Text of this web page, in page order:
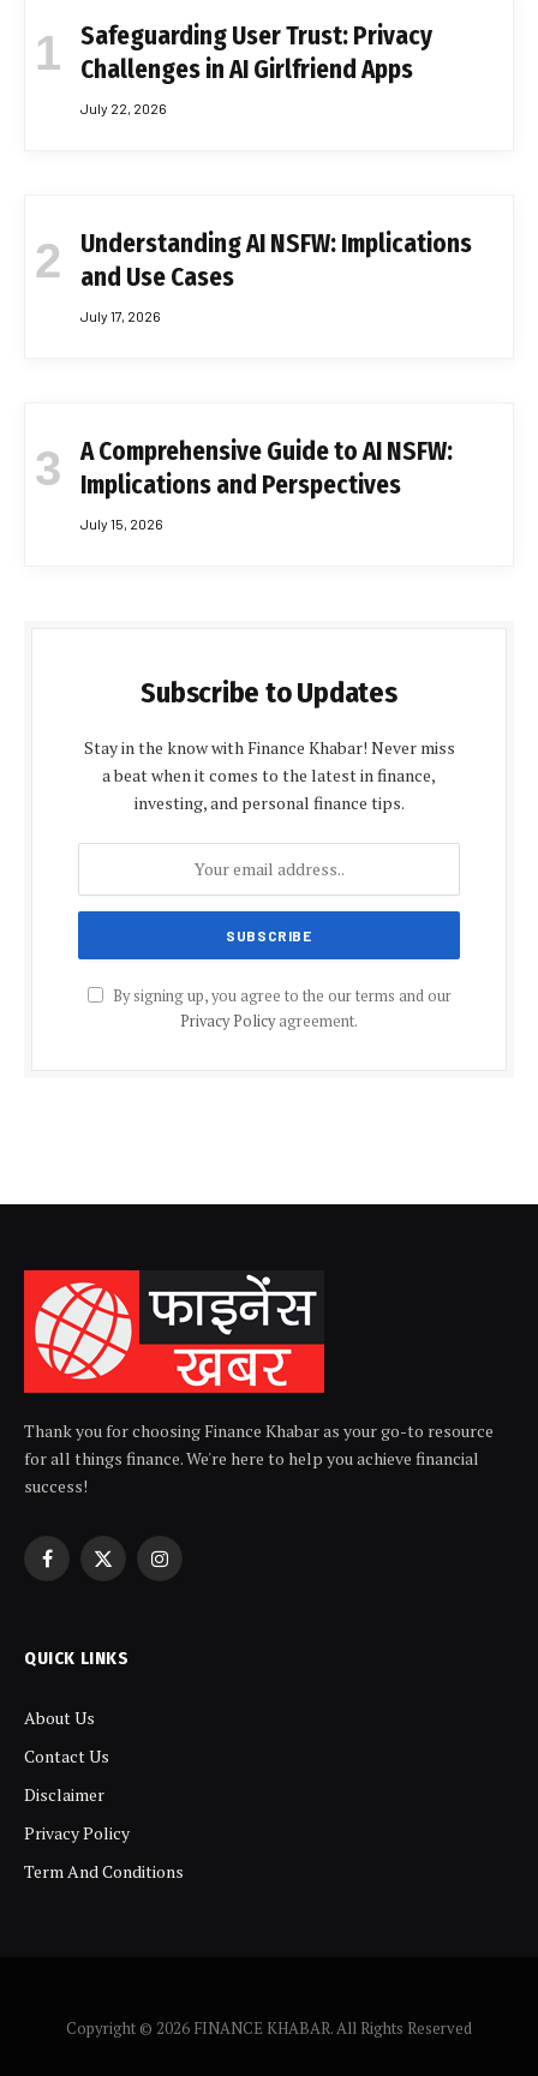
Safeguarding User Trust: Privacy
Challenges in AI Girlfriend Apps
July 22, 2026
Understanding AI NSFW: Implications
and Use Cases
July 17, 2026
A Comprehensive Guide to AI NSFW:
Implications and Perspectives
July 15, 2026
Subscribe to Updates
Stay in the know with Finance Khabar! Never miss
a beat when it comes to the latest in finance,
investing, and personal finance tips.
By signing up, you agree to the our terms and our
Privacy Policyagreement.
Thank you for choosing Finance Khabar as your go-to resource
for all things finance. We're here to help you achieve financial
success!
Facebook
X
Instagram
QUICK LINKS
About Us
Contact Us
Disclaimer
Privacy Policy
Term And Conditions
Copyright © 2026 FINANCE KHABAR. All Rights Reserved